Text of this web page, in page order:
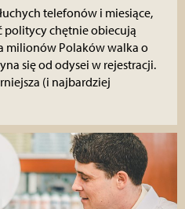
telefonów i miesiące,
politycy chętnie obiecują
milionów Polaków walka o
się od odysei w rejestracji.
(i najbardziej